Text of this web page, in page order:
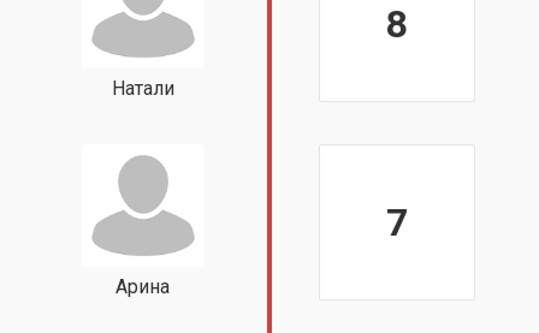
Натали
8
Арина
7